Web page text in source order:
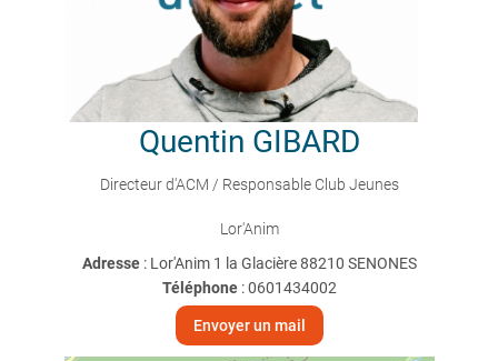
Quentin GIBARD
Directeur d'ACM / Responsable Club Jeunes
Lor'Anim
Adresse : Lor'Anim 1 la Glacière 88210 SENONES
Téléphone:0601434002
Envoyer un mail